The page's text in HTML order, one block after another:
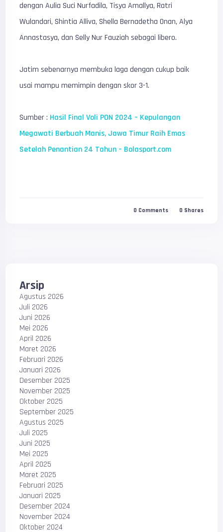
dengan Aulia Suci Nurfadila, Tisya Amallya, Ratri
Wulandari, Shintia Alliva, Shella Bernadetha Onan, Alya
Annastasya, dan Selly Nur Fauziah sebagai libero.
Jatim sebenarnya membuka laga dengan cukup baik
usai mampu memimpin dengan skor 3-1.
Sumber : Hasil Final Voli PON 2024 – Kepulangan
Megawati Berbuah Manis, Jawa Timur Raih Emas
Setelah Penantian 24 Tahun – Bolasport.com
0 Comments 0 Shares
Arsip
Agustus 2026
Juli 2026
Juni 2026
Mei 2026
April 2026
Maret 2026
Februari 2026
Januari 2026
Desember 2025
November 2025
Oktober 2025
September 2025
Agustus 2025
Juli 2025
Juni 2025
Mei 2025
April 2025
Maret 2025
Februari 2025
Januari 2025
Desember 2024
November 2024
Oktober 2024